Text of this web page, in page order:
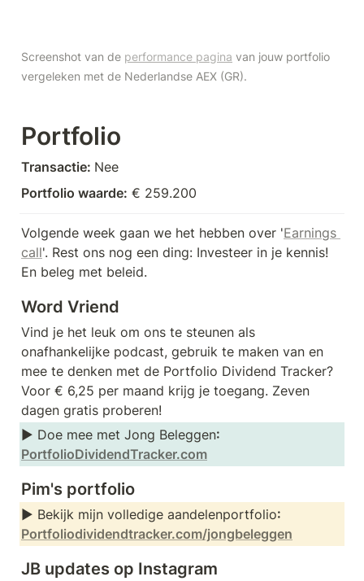
Screenshot van de performance pagina van jouw portfolio
vergeleken met de Nederlandse AEX (GR).
Portfolio
Transactie: Nee
Portfolio waarde: € 259.200
Volgende week gaan we het hebben over 'Earnings
call'. Rest ons nog een ding: Investeer in je kennis!
En beleg met beleid.
Word Vriend
Vind je het leuk om ons te steunen als
onafhankelijke podcast, gebruik te maken van en
mee te denken met de Portfolio Dividend Tracker?
Voor € 6,25 per maand krijg je toegang. Zeven
dagen gratis proberen!
► Doe mee met Jong Beleggen
PortfolioDividendTracker.com
Pim's portfolio
► Bekijk mijn volledige aandelenportfolio
Portfoliodividendtracker.com/jongbeleggen
JB updates op Instagram